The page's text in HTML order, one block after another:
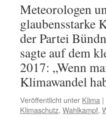
Meteorologen
glaubensstarke
der Partei
sagte auf dem
2017: „Wenn
Klimawandel
Veröffentlicht unter Klima |
Klimaschutz, Wahlkampf,